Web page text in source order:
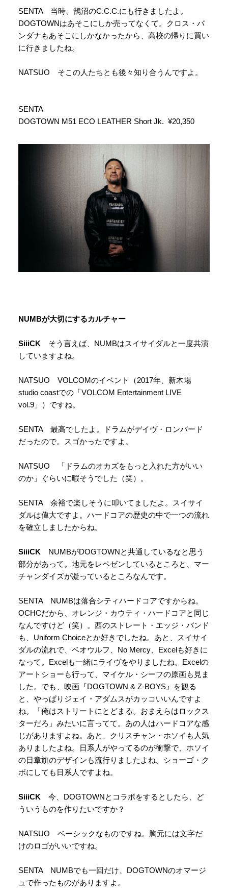
SENTA 当時、鵠沼のC.C.C.にも行きましたよ。
DOGTOWNはあそこにしか売ってなくて。クロス・バ
ンダナもあそこにしかなかったから、高校の帰りに買い
に行きましたね。
NATSUO そこの人たちとも後々知り合うんですよ。
SENTA
DOGTOWN M51 ECO LEATHER Short Jk. ¥20,350
NUMBが大切にするカルチャー
SiiiCK そう言えば、NUMBはスイサイダルと一度共演
していますよね。
NATSUO VOLCOMのイベント（2017年、新木場
studio coastでの「VOLCOM Entertainment LIVE
vol.9」）ですね。
SENTA 最高でしたよ。ドラムがデイヴ・ロンバード
だったので。スゴかったですよ。
NATSUO 「ドラムのオカズをもっと入れた方がいい
のか」ぐらいに暇そうでした（笑）。
SENTA 余裕で楽しそうに叩いてましたよ。スイサイ
ダルは偉大ですよ。ハードコアの歴史の中で一つの流れ
を確立しましたからね。
SiiiCK NUMBがDOGTOWNと共通しているなと思う
部分があって。地元をレペゼンしているところと、マー
チャンダイズが凝っているところなんです。
SENTA NUMBは落合シティハードコアですからね。
OCHCだから、オレンジ・カウティ・ハードコアと同じ
なんですけど（笑）。西のストレート・エッジ・バンド
も、Uniform Choiceとか好きでしたね。あと、スイサイ
ダルの流れで、ベオウルフ、No Mercy、Excelも好きに
なって。Excelも一緒にライヴをやりましたね。Excelの
アートショーも行って、マイケル・シーフの原画も見ま
した。でも、映画『DOGTOWN & Z-BOYS』を観る
と、やっぱりジェイ・アダムスがカッコいいんですよ
ね。「俺はストリートにとどまる。おまえらはロックス
ターだろ」みたいに言ってて。あの人はハードコアな感
じがありますよね。あと、クリスチャン・ホソイも人気
ありましたよね。日系人がやってるのが衝撃で、ホソイ
の日章旗のデザインも流行りましたよね。ショーゴ・ク
ボにしても日系人ですよね。
SiiiCK 今、DOGTOWNとコラボをするとしたら、ど
ういうものを作りたいですか？
NATSUO ベーシックなものですね。胸元には文字だ
けのロゴがいいですね。
SENTA NUMBでも一回だけ、DOGTOWNのオマージ
ュで作ったものがありますよ。